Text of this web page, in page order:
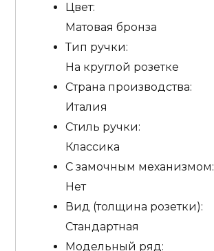
Цвет:
Матовая бронза
Тип ручки:
На круглой розетке
Страна производства:
Италия
Стиль ручки:
Классика
С замочным механизмом:
Нет
Вид (толщина розетки):
Стандартная
Модельный ряд: